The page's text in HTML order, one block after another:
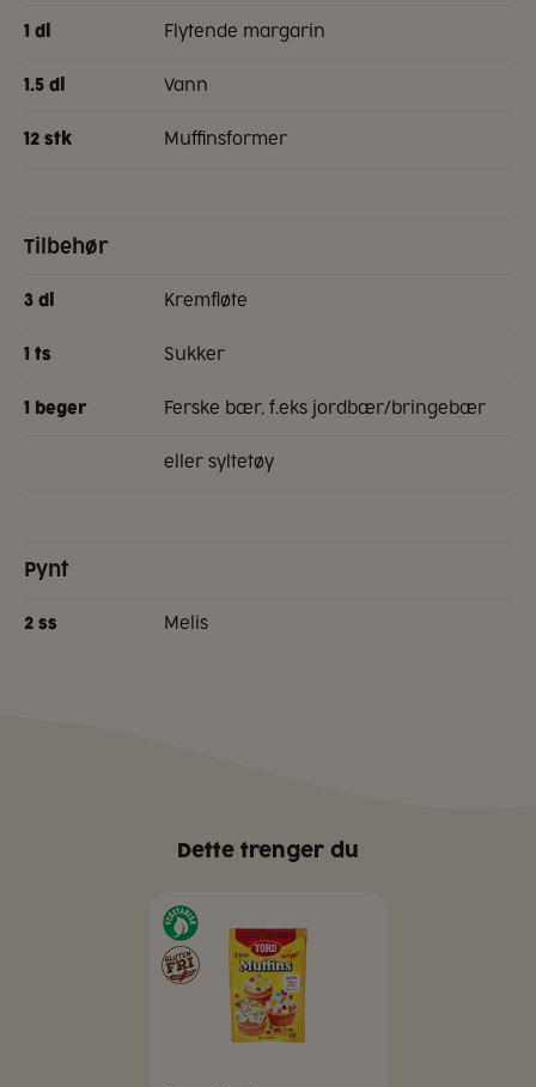
1 dl Flytende margarin
1.5 dl vann
12 stk muffinsformer
Tilbehør
3 dl kremfløte
1 ts sukker
1 beger ferske bær, f.eks jordbær/bringebær
eller syltetøy
Pynt
2 ss melis
Dette trenger du